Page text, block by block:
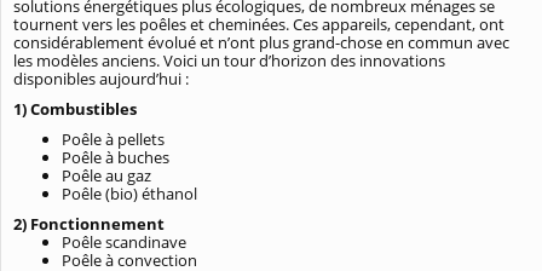
solutions énergétiques plus écologiques, de nombreux ménages se
tournent vers les poêles et cheminées. Ces appareils, cependant, ont
considérablement évolué et n’ont plus grand-chose en commun avec
les modèles anciens. Voici un tour d’horizon des innovations
disponibles aujourd’hui :
1) Combustibles
Poêle à pellets
Poêle à buches
Poêle au gaz
Poêle (bio) éthanol
2) Fonctionnement
Poêle scandinave
Poêle à convection